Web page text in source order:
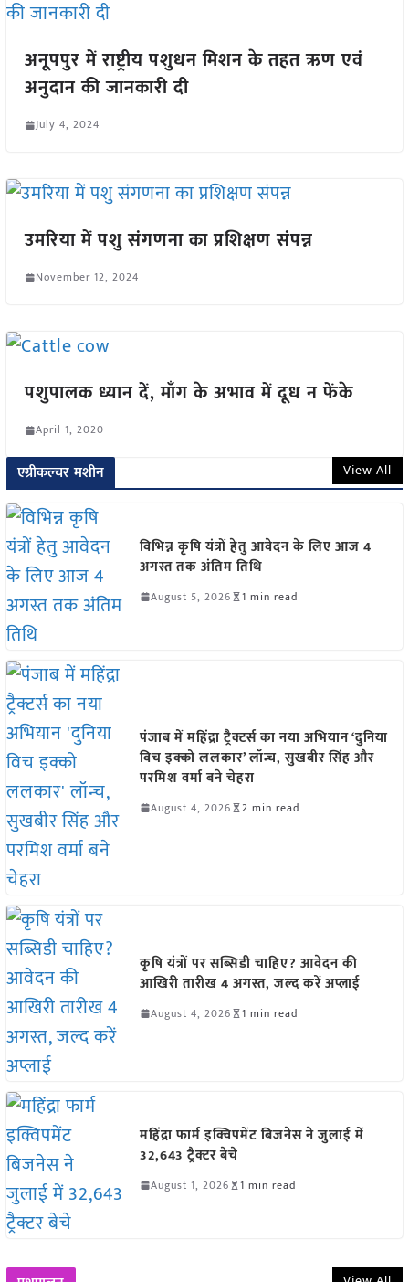
अनूपपुर में राष्ट्रीय पशुधन मिशन के तहत ऋण एवं
अनुदान की जानकारी दी
July 4, 2024
उमरिया में पशु संगणना का प्रशिक्षण संपन्न
November 12, 2024
पशुपालक ध्यान दें, माँग के अभाव में दूध न फेंके
April 1, 2020
एग्रीकल्चर मशीन View All
विभिन्न कृषि यंत्रों हेतु आवेदन के लिए आज 4
अगस्त तक अंतिम तिथि
August 5, 2026 1 min read
पंजाब में महिंद्रा ट्रैक्टर्स का नया अभियान ‘दुनिया
विच इक्को ललकार’ लॉन्च, सुखबीर सिंह और
परमिश वर्मा बने चेहरा
August 4, 2026 2 min read
कृषि यंत्रों पर सब्सिडी चाहिए? आवेदन की
आखिरी तारीख 4 अगस्त, जल्द करें अप्लाई
August 4, 2026 1 min read
महिंद्रा फार्म इक्विपमेंट बिजनेस ने जुलाई में
32,643 ट्रैक्टर बेचे
August 1, 2026 1 min read